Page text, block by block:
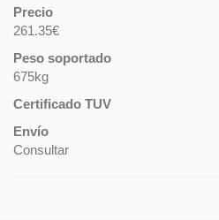
Precio
261.35€
Peso soportado
675kg
Certificado TUV
Envío
Consultar